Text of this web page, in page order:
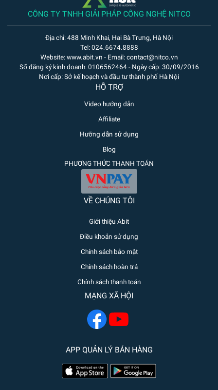
CÔNG TY TNHH GIẢI PHÁP CÔNG NGHỆ NITCO
Địa chỉ: 488 Minh Khai, Hai Bà Trưng, Hà Nội
Tel: 024.6674.8888
Website: www.abit.vn - Email: contact@nitco.vn
Số đăng ký kinh doanh: 0106562464 - Ngày cấp: 30/09/2016
Nơi cấp: Sở kế hoạch và đầu tư thành phố Hà Nội
HỖ TRỢ
Video hướng dẫn
Affiliate
Hưỡng dẫn sử dụng
Blog
PHƯƠNG THỨC THANH TOÁN
VỀ CHÚNG TÔI
Giới thiệu Abit
Điều khoản sử dụng
Chính sách bảo mật
Chính sách hoàn trả
Chính sách thanh toán
MẠNG XÃ HỘI
APP QUẢN LÝ BÁN HÀNG